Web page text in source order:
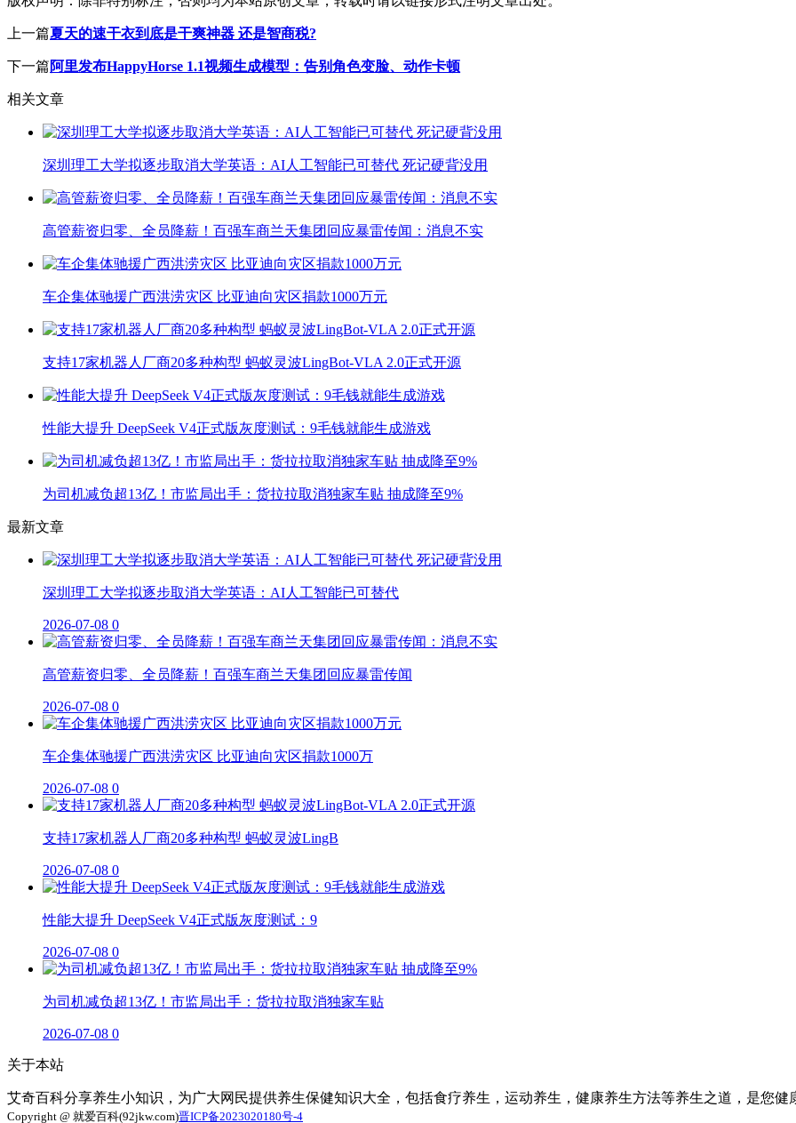
上一篇夏天的速干衣到底是干爽神器 还是智商税?
下一篇阿里发布HappyHorse 1.1视频生成模型：告别角色变脸、动作卡顿
相关文章
深圳理工大学拟逐步取消大学英语：AI人工智能已可替代 死记硬背没用
高管薪资归零、全员降薪！百强车商兰天集团回应暴雷传闻：消息不实
车企集体驰援广西洪涝灾区 比亚迪向灾区捐款1000万元
支持17家机器人厂商20多种构型 蚂蚁灵波LingBot-VLA 2.0正式开源
性能大提升 DeepSeek V4正式版灰度测试：9毛钱就能生成游戏
为司机减负超13亿！市监局出手：货拉拉取消独家车贴 抽成降至9%
最新文章
深圳理工大学拟逐步取消大学英语：AI人工智能已可替代
2026-07-08 0
高管薪资归零、全员降薪！百强车商兰天集团回应暴雷传闻
2026-07-08 0
车企集体驰援广西洪涝灾区 比亚迪向灾区捐款1000万
2026-07-08 0
支持17家机器人厂商20多种构型 蚂蚁灵波LingB
2026-07-08 0
性能大提升 DeepSeek V4正式版灰度测试：9
2026-07-08 0
为司机减负超13亿！市监局出手：货拉拉取消独家车贴
2026-07-08 0
关于本站
艾奇百科分享养生小知识，为广大网民提供养生保健知识大全，包括食疗养生，运动养生，健康养生方法等养生之道，是您健
Copyright @ 就爱百科(92jkw.com)晋ICP备2023020180号-4